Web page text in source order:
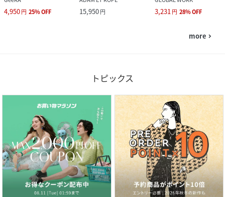
4,950円 25%OFF 15,950円 3,231円 28%OFF
more navigate_next
トピックス